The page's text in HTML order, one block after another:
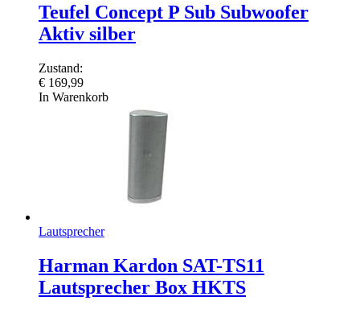
Teufel Concept P Sub Subwoofer
Aktiv silber
Zustand:
€ 169,99
In Warenkorb
Lautsprecher
Harman Kardon SAT-TS11
Lautsprecher Box HKTS